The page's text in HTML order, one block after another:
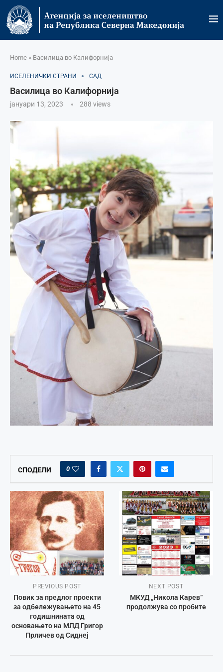
Home » Василица во Калифорнија
ИСЕЛЕНИЧКИ СТРАНИ САД
Василица во Калифорнија
јануари 13, 2023 288 views
СПОДЕЛИ 0
PREVIOUS POST
Повик за предлог проекти
за одбележувањето на 45
годишнината од
основањето на МЛД Григор
Прличев од Сиднеј
NEXT POST
МКУД „Никола Карев“
продолжува со пробите